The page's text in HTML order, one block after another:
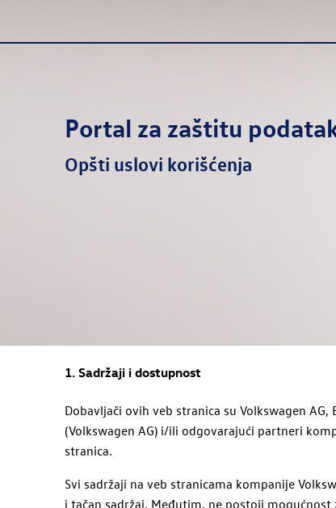
Portal za zaštitu
Opšti uslovi korišćenja
1. Sadržaji i dostupnost
Dobavljači ovih veb stranica su Volkswagen AG,
(Volkswagen AG) i/ili odgovarajući partneri
stranica.
Svi sadržaji na veb stranicama kompanije
i tačan sadržaj. Međutim, ne postoji